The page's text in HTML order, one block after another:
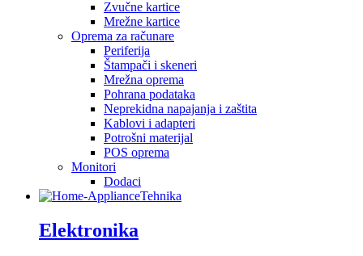
Zvučne kartice
Mrežne kartice
Oprema za računare
Periferija
Štampači i skeneri
Mrežna oprema
Pohrana podataka
Neprekidna napajanja i zaštita
Kablovi i adapteri
Potrošni materijal
POS oprema
Monitori
Dodaci
Tehnika
Elektronika